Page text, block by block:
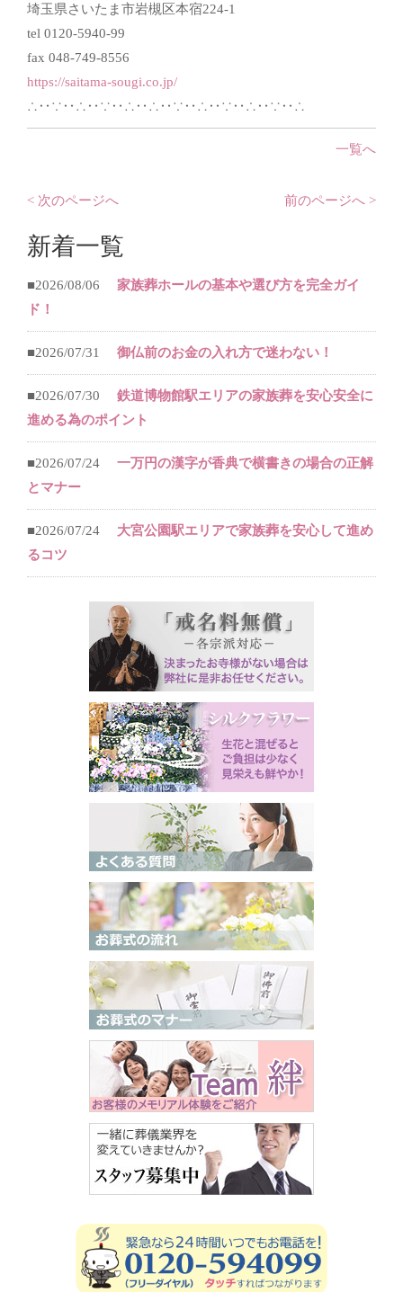
埼玉県さいたま市岩槻区本宿224-1
tel 0120-5940-99
fax 048-749-8556
https://saitama-sougi.co.jp/
∴‥∵‥∴‥∵‥∴‥∴‥∵‥∴‥∵‥∴‥∵‥∴
一覧へ
< 次のページへ 前のページへ >
新着一覧
■2026/08/06
家族葬ホールの基本や選び方を完全ガイ
ド！
■2026/07/31 御仏前のお金の入れ方で迷わない！
■2026/07/30
鉄道博物館駅エリアの家族葬を安心安全に
進める為のポイント
■2026/07/24
一万円の漢字が香典で横書きの場合の正解
とマナー
■2026/07/24
大宮公園駅エリアで家族葬を安心して進め
るコツ